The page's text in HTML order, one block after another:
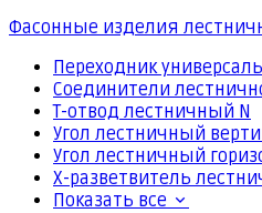
Фасонные изделия
Переходник
Соединители
Т-отвод лестничный N
Угол лестничный
Угол лестничный
Х-разветвитель
Показать все